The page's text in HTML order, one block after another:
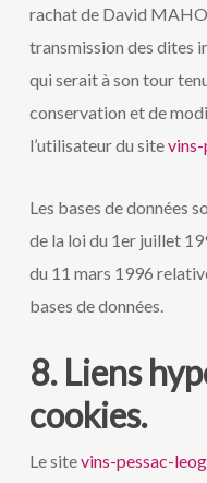
rachat de David
transmission des dites
qui serait à son tour
conservation et de
l’utilisateur du sitevins-
Les bases de données
de la loi du 1er juillet
du 11 mars 1996
bases de données.
8. Liens
cookies.
Le sitevins-pessac-